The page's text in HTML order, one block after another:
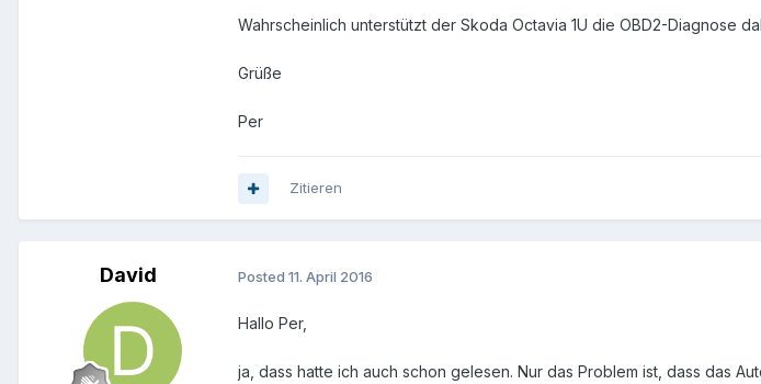
Wahrscheinlich unterstützt der Skoda Octavia 1U die OBD2-Diagnose
Grüße
Per
Zitieren
David Posted 11. April 2016
Hallo Per,
ja, dass hatte ich auch schon gelesen. Nur das Problem ist, dass das